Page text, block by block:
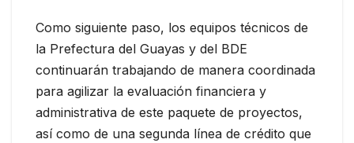
Como siguiente paso, los equipos técnicos de
la Prefectura del Guayas y del BDE
continuarán trabajando de manera coordinada
para agilizar la evaluación financiera y
administrativa de este paquete de proyectos,
así como de una segunda línea de crédito que